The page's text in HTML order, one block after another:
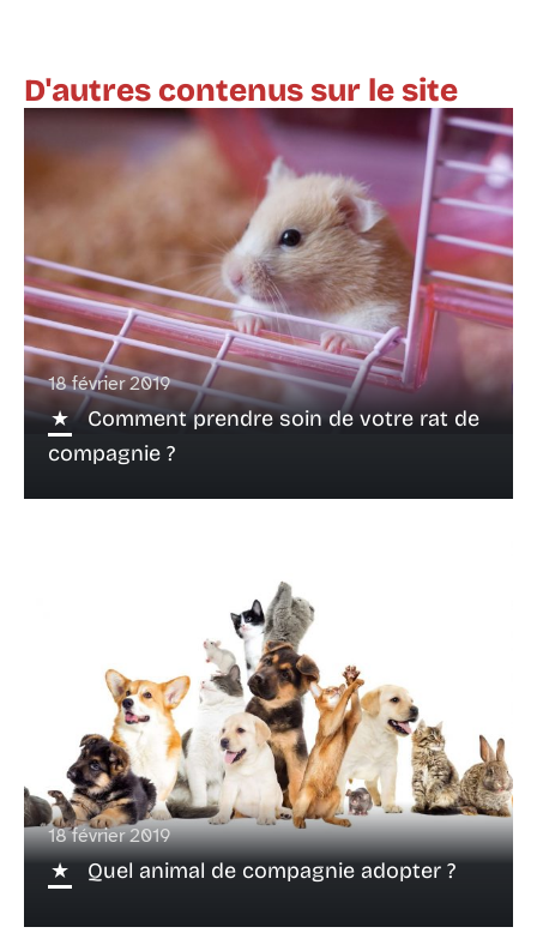
D'autres contenus sur le site
18 février 2019
Comment prendre soin de votre rat de
compagnie ?
18 février 2019
Quel animal de compagnie adopter ?